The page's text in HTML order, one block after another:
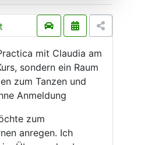
mit Claudia am
sondern ein Raum
zum Tanzen und
Anmeldung
zum
anregen. Ich